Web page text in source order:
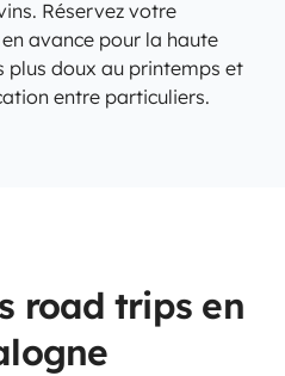
Réservez votre
avance pour la haute
doux au printemps et
entre particuliers.
road trips en